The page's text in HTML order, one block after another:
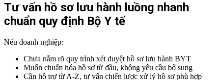
Tư vấn hồ sơ lưu hành luồng nhanh
chuẩn quy định Bộ Y tế
Nếu doanh nghiệp:
Chưa nắm rõ quy trình xét duyệt hồ sơ lưu hành BYT
Muốn chuẩn hóa hồ sơ từ đầu, không yêu cầu bổ sung
Cần hỗ trợ từ A-Z, tư vấn chiến lược xử lý hồ sơ phù hợp